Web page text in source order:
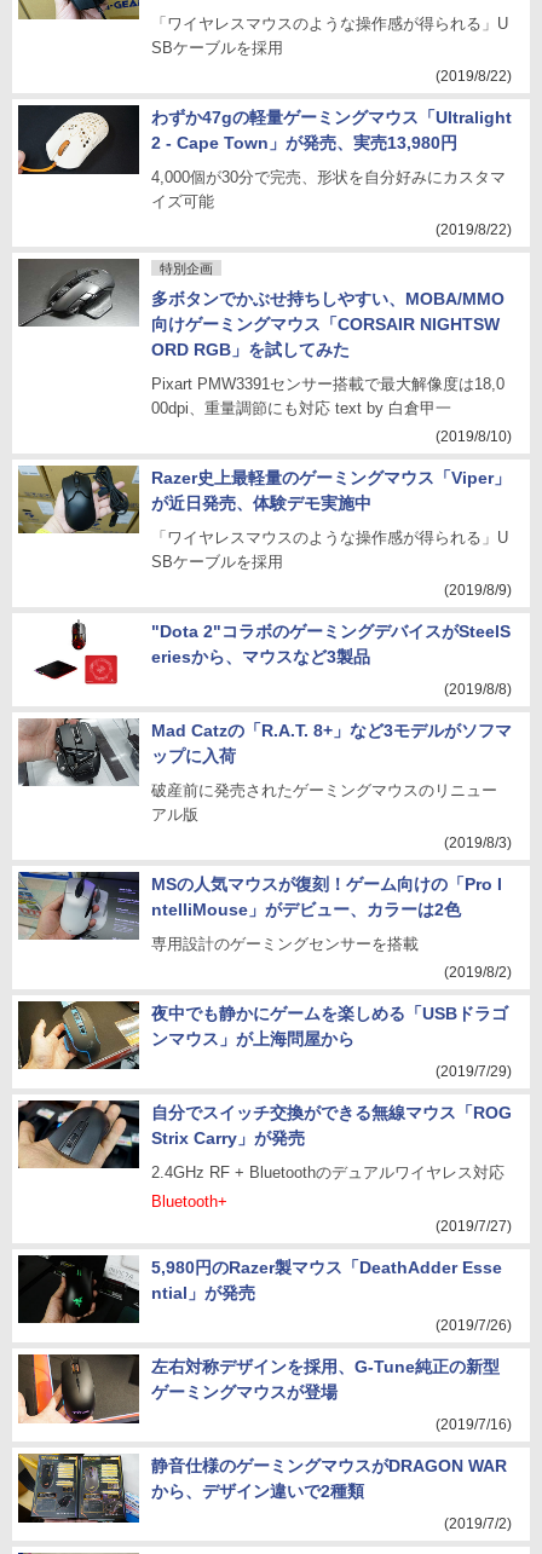
「ワイヤレスマウスのような操作感が得られる」U
SBケーブルを採用
(2019/8/22)
わずか47gの軽量ゲーミングマウス「Ultralight
2 - Cape Town」が発売、実売13,980円
4,000個が30分で完売、形状を自分好みにカスタマ
イズ可能
(2019/8/22)
特別企画
多ボタンでかぶせ持ちしやすい、MOBA/MMO
向けゲーミングマウス「CORSAIR NIGHTSW
ORD RGB」を試してみた
Pixart PMW3391センサー搭載で最大解像度は18,0
00dpi、重量調節にも対応 text by 白倉甲一
(2019/8/10)
Razer史上最軽量のゲーミングマウス「Viper」
が近日発売、体験デモ実施中
「ワイヤレスマウスのような操作感が得られる」U
SBケーブルを採用
(2019/8/9)
"Dota 2"コラボのゲーミングデバイスがSteelS
eriesから、マウスなど3製品
(2019/8/8)
Mad Catzの「R.A.T. 8+」など3モデルがソフマ
ップに入荷
破産前に発売されたゲーミングマウスのリニュー
アル版
(2019/8/3)
MSの人気マウスが復刻！ゲーム向けの「Pro I
ntelliMouse」がデビュー、カラーは2色
専用設計のゲーミングセンサーを搭載
(2019/8/2)
夜中でも静かにゲームを楽しめる「USBドラゴ
ンマウス」が上海問屋から
(2019/7/29)
自分でスイッチ交換ができる無線マウス「ROG
Strix Carry」が発売
2.4GHz RF + Bluetoothのデュアルワイヤレス対応
Bluetooth+
(2019/7/27)
5,980円のRazer製マウス「DeathAdder Esse
ntial」が発売
(2019/7/26)
左右対称デザインを採用、G-Tune純正の新型
ゲーミングマウスが登場
(2019/7/16)
静音仕様のゲーミングマウスがDRAGON WAR
から、デザイン違いで2種類
(2019/7/2)